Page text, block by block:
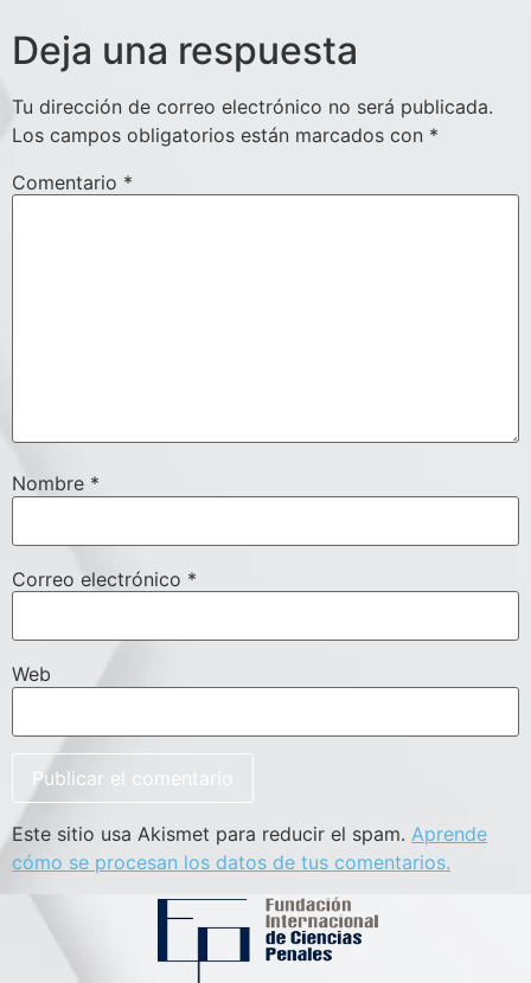
Deja una respuesta
Tu dirección de correo electrónico no será publicada.
Los campos obligatorios están marcados con *
Comentario *
Nombre *
Correo electrónico *
Web
Este sitio usa Akismet para reducir el spam. Aprende
cómo se procesan los datos de tus comentarios.